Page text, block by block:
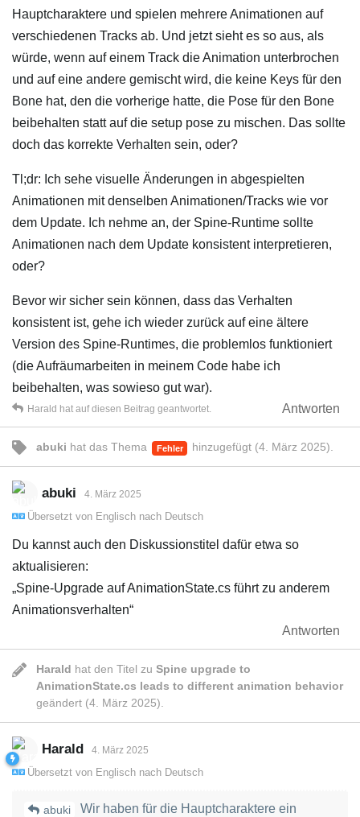
Hauptcharaktere und spielen mehrere Animationen auf
verschiedenen Tracks ab. Und jetzt sieht es so aus, als
würde, wenn auf einem Track die Animation unterbrochen
und auf eine andere gemischt wird, die keine Keys für den
Bone hat, den die vorherige hatte, die Pose für den Bone
beibehalten statt auf die setup pose zu mischen. Das sollte
doch das korrekte Verhalten sein, oder?
Tl;dr: Ich sehe visuelle Änderungen in abgespielten
Animationen mit denselben Animationen/Tracks wie vor
dem Update. Ich nehme an, der Spine-Runtime sollte
Animationen nach dem Update konsistent interpretieren,
oder?
Bevor wir sicher sein können, dass das Verhalten
konsistent ist, gehe ich wieder zurück auf eine ältere
Version des Spine-Runtimes, die problemlos funktioniert
(die Aufräumarbeiten in meinem Code habe ich
beibehalten, was sowieso gut war).
Antworten
Harald hat auf diesen Beitrag geantwortet.
abuki hat das Thema Fehler hinzugefügt (4. März 2025).
abuki 4. März 2025
Übersetzt von Englisch nach Deutsch
Du kannst auch den Diskussionstitel dafür etwa so
aktualisieren:
„Spine-Upgrade auf AnimationState.cs führt zu anderem
Animationsverhalten“
Antworten
Harald hat den Titel zu Spine upgrade to
AnimationState.cs leads to different animation behavior
geändert (4. März 2025).
Harald 4. März 2025
Übersetzt von Englisch nach Deutsch
abuki
Wir haben für die Hauptcharaktere ein